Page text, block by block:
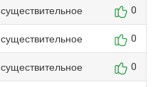
существительное 0
существительное 0
существительное 0